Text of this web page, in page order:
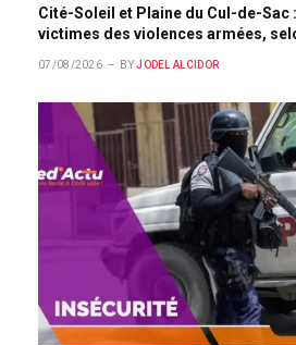
Cité-Soleil et Plaine du Cul-de-Sac
victimes des violences armées,
07/08/2026 BY JODEL ALCIDOR